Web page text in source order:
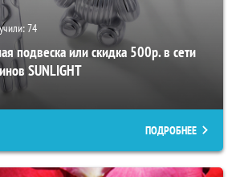
74
подвеска или скидка 500р. в сети
SUNLIGHT
ПОДРОБНЕЕ